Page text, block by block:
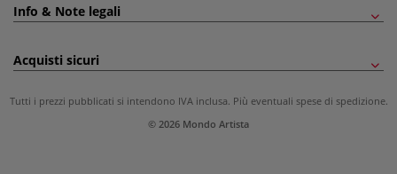
Info & Note legali
Acquisti sicuri
Tutti i prezzi pubblicati si intendono IVA inclusa. Più eventuali spese di spedizione.
© 2026 Mondo Artista